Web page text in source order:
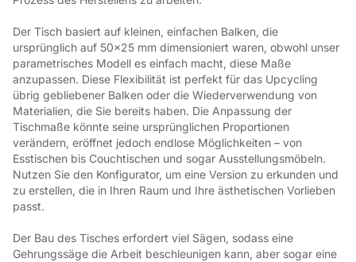
Der Tisch basiert auf kleinen, einfachen Balken, die
ursprünglich auf 50x25 mm dimensioniert waren, obwohl unser
parametrisches Modell es einfach macht, diese Maße
anzupassen. Diese Flexibilität ist perfekt für das Upcycling
übrig gebliebener Balken oder die Wiederverwendung von
Materialien, die Sie bereits haben. Die Anpassung der
Tischmaße könnte seine ursprünglichen Proportionen
verändern, eröffnet jedoch endlose Möglichkeiten – von
Esstischen bis Couchtischen und sogar Ausstellungsmöbeln.
Nutzen Sie den Konfigurator, um eine Version zu erkunden und
zu erstellen, die in Ihren Raum und Ihre ästhetischen Vorlieben
passt.
Der Bau des Tisches erfordert viel Sägen, sodass eine
Gehrungssäge die Arbeit beschleunigen kann, aber sogar eine